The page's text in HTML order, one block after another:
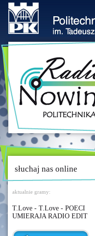
słuchaj nas online
aktualnie gramy:
T.Love - T.Love - POECI
UMIERAJA RADIO EDIT